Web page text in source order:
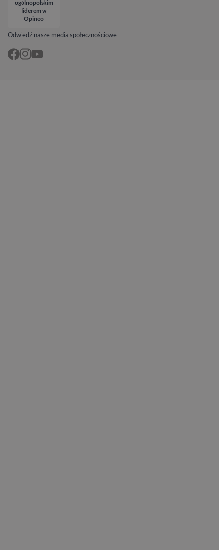
Odwiedź nasze media społecznościowe
ogólnopolskim
liderem w
Opineo